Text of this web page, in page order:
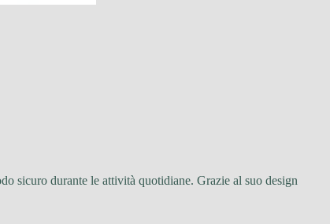
sicuro durante le attività quotidiane. Grazie al suo design